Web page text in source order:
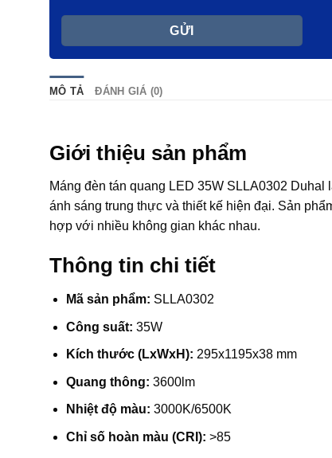
MÔ TẢ ĐÁNH GIÁ (0)
Giới thiệu sản phẩm
Máng đèn tán quang LED 35W SLLA0302
ánh sáng trung thực và thiết kế hiện đại. Sản
hợp với nhiều không gian khác nhau.
Thông tin chi tiết
Mã sản phẩm: SLLA0302
Công suất: 35W
Kích thước (LxWxH): 295x1195x38 mm
Quang thông: 3600lm
Nhiệt độ màu: 3000K/6500K
Chỉ số hoàn màu (CRI): >85